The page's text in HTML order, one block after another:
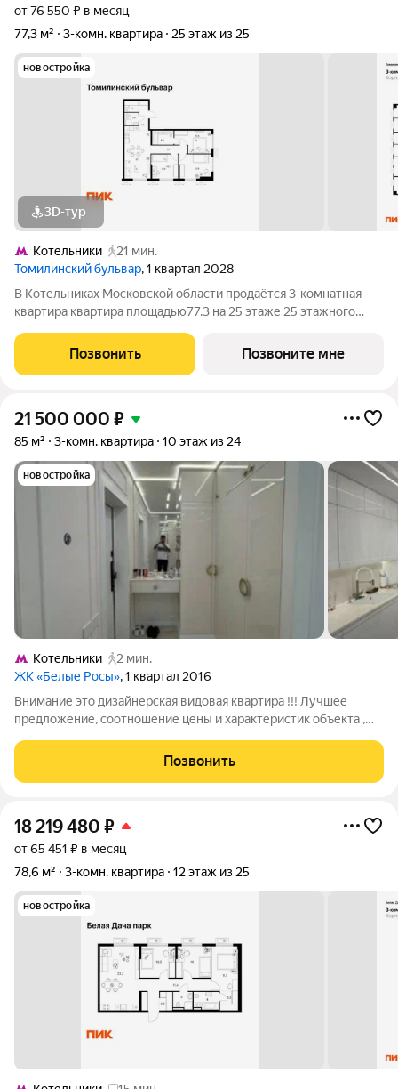
от 76 550 ₽ в месяц
77,3 м²
3-комн. квартира 25 этаж из 25
новостройка
3D-тур
Котельники
21 мин.
Томилинский бульвар, 1 квартал 2028
В Котельниках Московской области продаётся 3-комнатная
квартира квартира площадью77.3 на 25 этаже 25 этажного
бульвар». Удобное расположение 20 минут пешком до
станции метро «Котельники» и 10
Позвонить Позвоните мне
21 500 000 ₽
85 м² 3-комн. квартира 10 этаж из 24
новостройка
Котельники
2 мин.
ЖК «Белые Росы», 1 квартал 2016
Внимание это дизайнерская видовая квартира !!! Лучшее
предложение, соотношение цены и характеристик объекта ,
комнатная, Квартира мечты ,находится в трех минутах ходьбы
до метро "Котельники".
Позвонить
18 219 480 ₽
от 65 451 ₽ в месяц
78,6 м²
3-комн. квартира 12 этаж из 25
новостройка